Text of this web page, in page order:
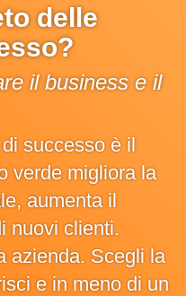
delle
il business e il
successo è il
verde migliora la
aumenta il
nuovi clienti.
azienda. Scegli la
e in meno di un